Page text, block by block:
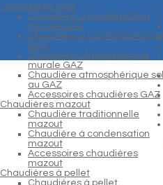
Chaudières GAZ
Chaudière à condensation
murale GAZ
Chaudière à condensation sol
GAZ
Chaudière atmosphérique
murale GAZ
Chaudière atmosphérique sol
au GAZ
Accessoires chaudières GAZ
Chaudières mazout
Chaudière traditionnelle
mazout
Chaudière à condensation
mazout
Accessoires chaudières
mazout
Chaudières à pellet
Chaudières à pellet